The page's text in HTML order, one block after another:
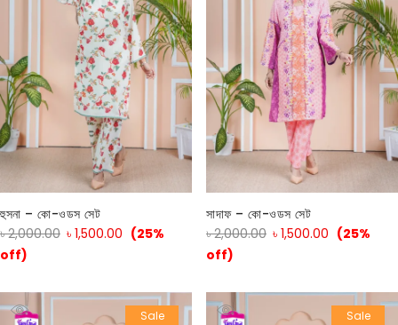
হুসনা – কো-ওডস সেট
৳2,000.00 ৳ 1,500.00 (25%
off)
সাদাফ – কো-ওডস সেট
৳2,000.00 ৳ 1,500.00 (25%
off)
Sale Sale